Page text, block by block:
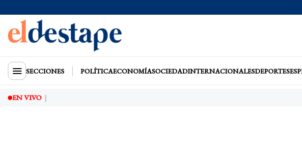
SECCIONES POLÍTICAECONOMÍASOCIEDADINTERNACIONALESDEPORTES
EN VIVO